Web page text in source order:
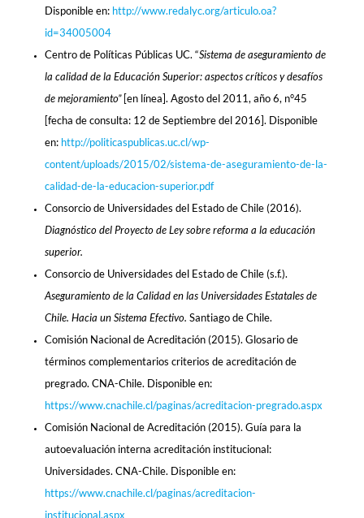
Disponible en: http://www.redalyc.org/articulo.oa?
id=34005004
Centro de Políticas Públicas UC. “Sistema de aseguramiento de
la calidad de la Educación Superior: aspectos críticos y desafíos
de mejoramiento”[en línea]. Agosto del 2011, año 6, n°45
[fecha de consulta: 12 de Septiembre del 2016]. Disponible
en: http://politicaspublicas.uc.cl/wp-
content/uploads/2015/02/sistema-de-aseguramiento-de-la-
calidad-de-la-educacion-superior.pdf
Consorcio de Universidades del Estado de Chile (2016).
Diagnóstico del Proyecto de Ley sobre reforma a la educación
superior.
Consorcio de Universidades del Estado de Chile (s.f.).
Aseguramiento de la Calidad en las Universidades Estatales de
Chile. Hacia un Sistema Efectivo. Santiago de Chile.
Comisión Nacional de Acreditación (2015). Glosario de
términos complementarios criterios de acreditación de
pregrado. CNA-Chile. Disponible en:
https://www.cnachile.cl/paginas/acreditacion-pregrado.aspx
Comisión Nacional de Acreditación (2015). Guía para la
autoevaluación interna acreditación institucional:
Universidades. CNA-Chile. Disponible en:
https://www.cnachile.cl/paginas/acreditacion-
institucional.aspx